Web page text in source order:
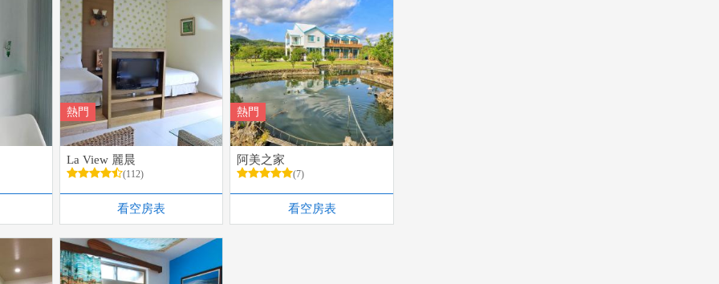
熱門
La View 麗晨
(112)
看空房表
熱門
阿美之家
(7)
看空房表